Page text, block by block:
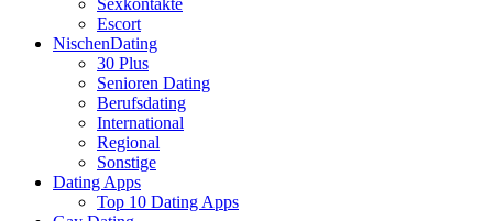
Sexkontakte
Escort
NischenDating
30 Plus
Senioren Dating
Berufsdating
International
Regional
Sonstige
Dating Apps
Top 10 Dating Apps